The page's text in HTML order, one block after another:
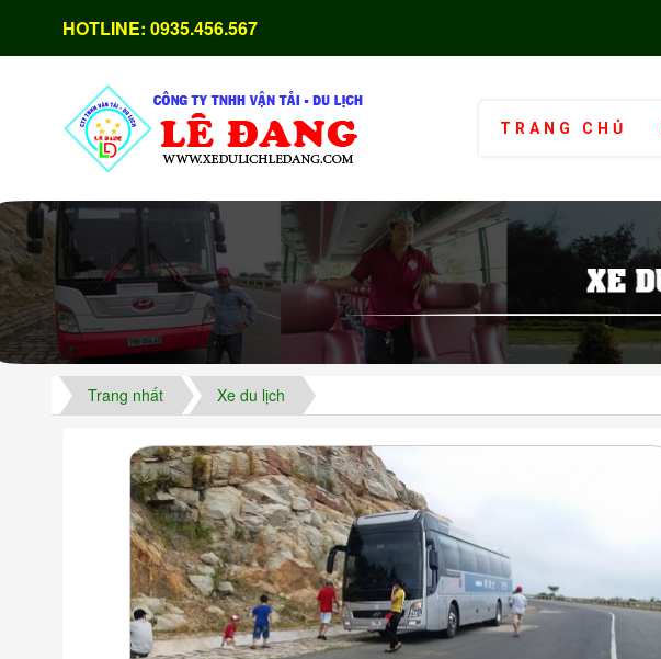
TRANG CHỦ
HOTLINE: 0935.456.567
Trang nhất Xe du lịch